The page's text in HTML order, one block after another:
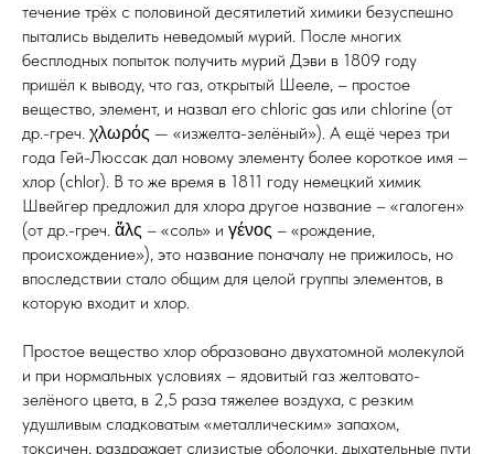
течение трёх с половиной десятилетий химики безуспешно
пытались выделить неведомый мурий. После многих
бесплодных попыток получить мурий Дэви в 1809 году
пришёл к выводу, что газ, открытый Шееле, – простое
вещество, элемент, и назвал его chloric gas или chlorine (от
др.-греч. χλωρός — «изжелта-зелёный»). А ещё через три
года Гей-Люссак дал новому элементу более короткое имя –
хлор (chlor). В то же время в 1811 году немецкий химик
Швейгер предложил для хлора другое название – «галоген»
(от др.-греч. ἅλς – «соль» и γένος – «рождение,
происхождение»), это название поначалу не прижилось, но
впоследствии стало общим для целой группы элементов, в
которую входит и хлор.
Простое вещество хлор образовано двухатомной молекулой
и при нормальных условиях – ядовитый газ желтовато-
зелёного цвета, в 2,5 раза тяжелее воздуха, с резким
удушливым сладковатым «металлическим» запахом,
токсичен, раздражает слизистые оболочки, дыхательные пути